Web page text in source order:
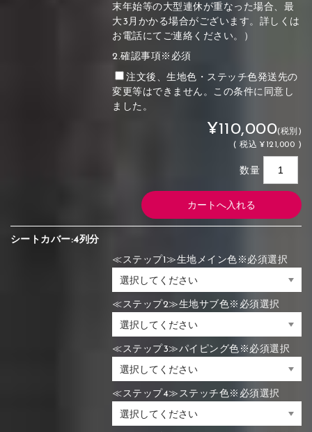
末年始等の大型連休が重なった場合、最
大3月かかる場合がございます。詳しくは
お電話にてご連絡ください。）
2.確認事項※必須
注文後、生地色・ステッチ色発送先の
変更等はできません。この条件に同意し
ました。
¥110,000(税別)
(税込 ¥121,000 )
数量
シートカバー:4列分
≪ステップ1≫生地メイン色※必須選択
≪ステップ2≫生地サブ色※必須選択
≪ステップ3≫パイピング色※必須選択
≪ステップ4≫ステッチ色※必須選択